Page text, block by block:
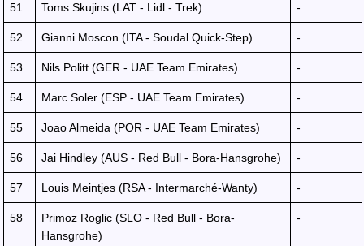
51 Toms Skujins (LAT - Lidl - Trek) -
52 Gianni Moscon (ITA - Soudal Quick-Step) -
53 Nils Politt (GER - UAE Team Emirates) -
54 Marc Soler (ESP - UAE Team Emirates) -
55 Joao Almeida (POR - UAE Team Emirates) -
56 Jai Hindley (AUS - Red Bull - Bora-Hansgrohe) -
57 Louis Meintjes (RSA - Intermarché-Wanty) -
58
Primoz Roglic (SLO - Red Bull - Bora-
Hansgrohe)
-